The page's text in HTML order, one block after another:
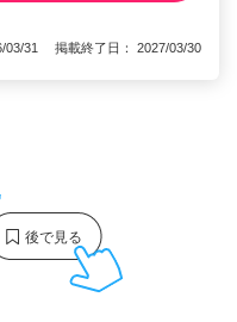
03/31 掲載終了日： 2027/03/30